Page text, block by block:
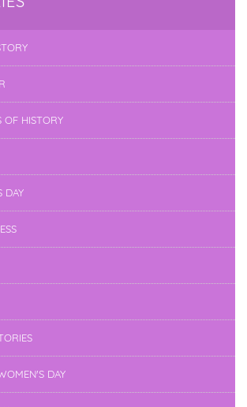
OF HISTORY
DAY
DAY